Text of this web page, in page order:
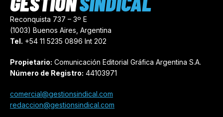
Reconquista 737 – 3º E
(1003) Buenos Aires, Argentina
Tel. +54 11 5235 0896 Int 202
Propietario: Comunicación Editorial Gráfica Argentina S.A.
Número de Registro: 44103971
comercial@gestionsindical.com
redaccion@gestionsindical.com